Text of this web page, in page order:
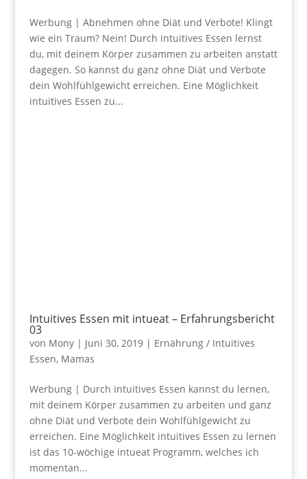
Werbung | Abnehmen ohne Diät und Verbote! Klingt
wie ein Traum? Nein! Durch intuitives Essen lernst
du, mit deinem Körper zusammen zu arbeiten anstatt
dagegen. So kannst du ganz ohne Diät und Verbote
dein Wohlfühlgewicht erreichen. Eine Möglichkeit
intuitives Essen zu...
Intuitives Essen mit intueat – Erfahrungsbericht
03
von Mony| Juni 30, 2019| Ernährung / Intuitives
Essen, Mamas
Werbung | Durch intuitives Essen kannst du lernen,
mit deinem Körper zusammen zu arbeiten und ganz
ohne Diät und Verbote dein Wohlfühlgewicht zu
erreichen. Eine Möglichkeit intuitives Essen zu lernen
ist das 10-wöchige intueat Programm, welches ich
momentan...